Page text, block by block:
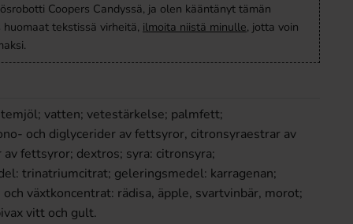
Coopers Candyssä, ja olen kääntänyt tämän
tekstissä virheitä, ilmoita niistä minulle, jotta voin
vatten; vetestärkelse; palmfett;
och diglycerider av fettsyror, citronsyraestrar av
fettsyror; dextros; syra: citronsyra;
trinatriumcitrat; geleringsmedel: karragenan;
växtkoncentrat: rädisa, äpple, svartvinbär, morot;
vitt och gult.